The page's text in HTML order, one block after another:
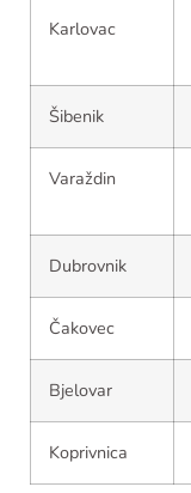
Karlovac
Šibenik
Varaždin
Dubrovnik
Čakovec
Bjelovar
Koprivnica